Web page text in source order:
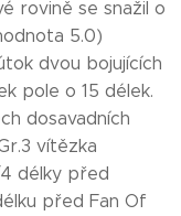
rovině se snažil o
5.0)
dvou bojujících
pole o 15 délek.
dosavadních
vítězka
délky před
před Fan Of